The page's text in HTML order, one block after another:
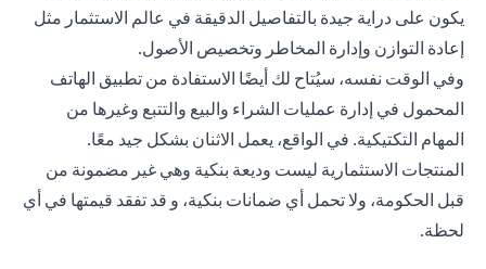
يكون على دراية جيدة بالتفاصيل الدقيقة في عالم الاستثمار مثل
إعادة التوازن وإدارة المخاطر وتخصيص الأصول.
وفي الوقت نفسه، سيُتاح لك أيضًا الاستفادة من تطبيق الهاتف
المحمول في إدارة عمليات الشراء والبيع والتتبع وغيرها من
المهام التكتيكية. في الواقع، يعمل الاثنان بشكل جيد معًا.
المنتجات الاستثمارية ليست وديعة بنكية وهي غير مضمونة من
قبل الحكومة، ولا تحمل أي ضمانات بنكية، و قد تفقد قيمتها في أي
لحظة.